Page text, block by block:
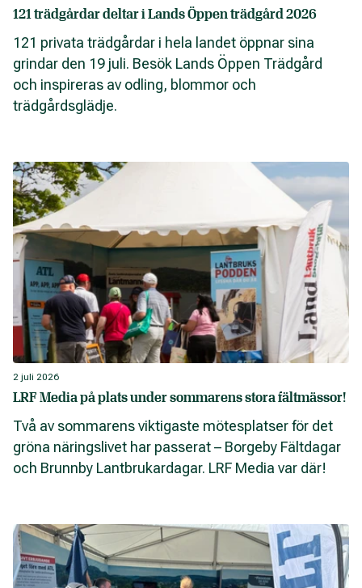
121 trädgårdar deltar i Lands Öppen trädgård 2026
121 privata trädgårdar i hela landet öppnar sina
grindar den 19 juli. Besök Lands Öppen Trädgård
och inspireras av odling, blommor och
trädgårdsglädje.
2 juli 2026
LRF Media på plats under sommarens stora fältmässor!
Två av sommarens viktigaste mötesplatser för det
gröna näringslivet har passerat – Borgeby Fältdagar
och Brunnby Lantbrukardagar. LRF Media var där!